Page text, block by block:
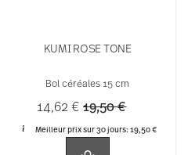
KUMI ROSE TONE
Bol céréales 15 cm
14,62 €Price reduced from
19,50 €to
Meilleur prix sur 30 jours: 19,50 €